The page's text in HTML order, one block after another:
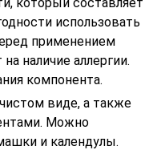
использовать
применением
наличие аллергии.
компонента.
виде, а также
Можно
и календулы.